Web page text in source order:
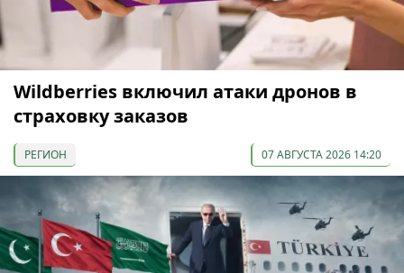
Wildberries включил атаки дронов в
страховку заказов
РЕГИОН 07 АВГУСТА 2026 14:20